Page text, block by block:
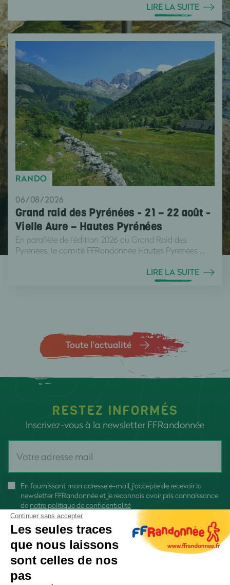
LIRE LA SUITE
RANDO
06/08/2026
Grand raid des Pyrénées - 21 – 22 août -
Vielle Aure – Hautes Pyrénées
En parallèle de l'édition 2026 du Grand Raid des
Pyrénées, le comité FFRandonnée Hautes Pyrénées ...
LIRE LA SUITE
Toute l’actualité
RESTEZ INFORMÉS
Inscrivez-vous à la newsletter FFRandonnée
En fournissant mon adresse e-mail, j'accepte de recevoir la
newsletter FFRandonnée et je reconnais avoir pris connaissance
de notre politique de confidentialité
Continuer sans accepter
Les seules traces
que nous laissons
sont celles de nos
pas